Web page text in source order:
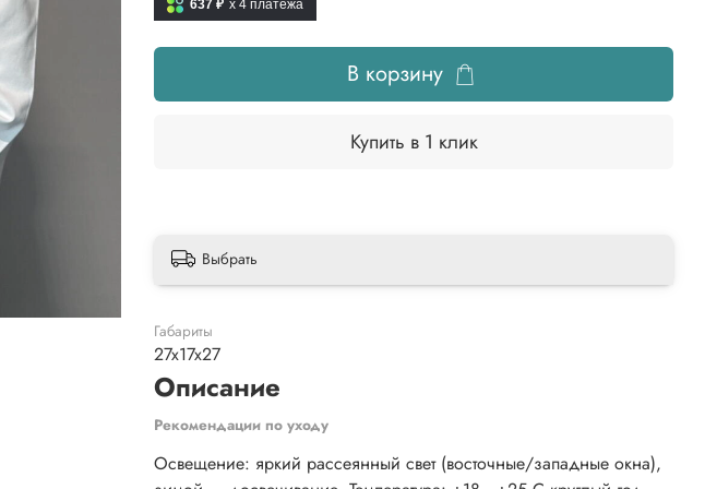
637 ₽ x 4платежа
В корзину
Купить в 1 клик
Выбрать
Габариты
27x17x27
Описание
Рекомендации по уходу
Освещение: яркий рассеянный свет (восточные/западные окна),